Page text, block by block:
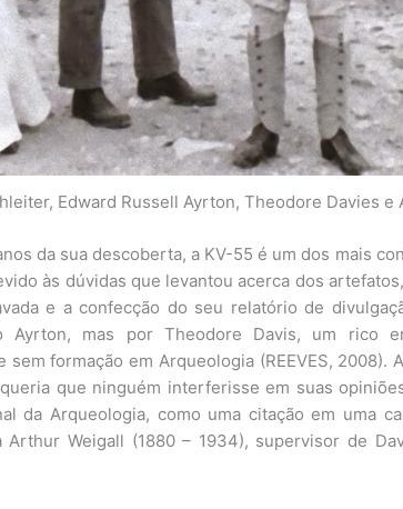
Edward Russell Ayrton, Theodore Davies e
da sua descoberta, a KV-55 é um dos mais
às dúvidas que levantou acerca dos
e a confecção do seu relatório de
Ayrton, mas por Theodore Davis, um rico
sem formação em Arqueologia (REEVES, 2008).
que ninguém interferisse em suas
da Arqueologia, como uma citação em uma
Arthur Weigall (1880 – 1934), supervisor de